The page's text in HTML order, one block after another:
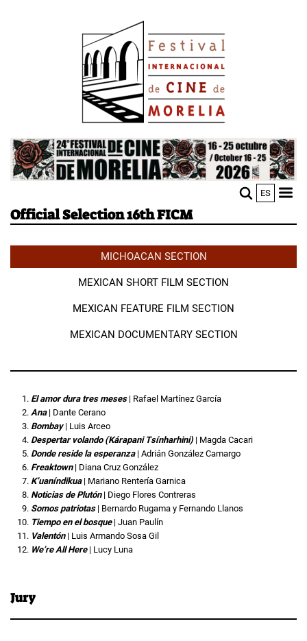
Image
ES
menu
Official Selection 16th FICM
MICHOACAN SECTION
MEXICAN SHORT FILM SECTION
MEXICAN FEATURE FILM SECTION
MEXICAN DOCUMENTARY SECTION
El amor dura tres meses| Rafael Martínez García
Ana| Dante Cerano
Bombay| Luis Arceo
Despertar volando (Kárapani Tsínharhini) | Magda Cacari
Donde reside la esperanza| Adrián González Camargo
Freaktown| Diana Cruz González
K’uaníndikua| Mariano Rentería Garnica
Noticias de Plutón| Diego Flores Contreras
Somos patriotas| Bernardo Rugama y Fernando Llanos
Tiempo en el bosque | Juan Paulín
Valentón| Luis Armando Sosa Gil
We’re All Here| Lucy Luna
Jury